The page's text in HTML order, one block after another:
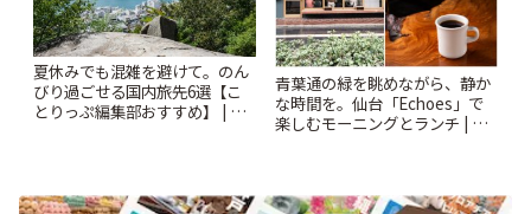
夏休みでも混雑を避けて。のん
びり過ごせる国内旅先6選【こ
とりっぷ編集部おすすめ】 | こ
青葉通の緑を眺めながら、静か
な時間を。仙台「Echoes」で
楽しむモーニングとランチ | こ